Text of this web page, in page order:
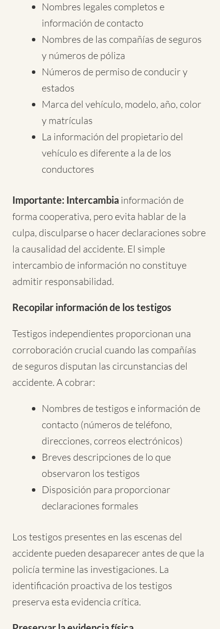
Nombres legales completos e
información de contacto
Nombres de las compañías de seguros
y números de póliza
Números de permiso de conducir y
estados
Marca del vehículo, modelo, año, color
y matrículas
La información del propietario del
vehículo es diferente a la de los
conductores
Importante: Intercambia información de
forma cooperativa, pero evita hablar de la
culpa, disculparse o hacer declaraciones sobre
la causalidad del accidente. El simple
intercambio de información no constituye
admitir responsabilidad.
Recopilar información de los testigos
Testigos independientes proporcionan una
corroboración crucial cuando las compañías
de seguros disputan las circunstancias del
accidente. A cobrar:
Nombres de testigos e información de
contacto (números de teléfono,
direcciones, correos electrónicos)
Breves descripciones de lo que
observaron los testigos
Disposición para proporcionar
declaraciones formales
Los testigos presentes en las escenas del
accidente pueden desaparecer antes de que la
policía termine las investigaciones. La
identificación proactiva de los testigos
preserva esta evidencia crítica.